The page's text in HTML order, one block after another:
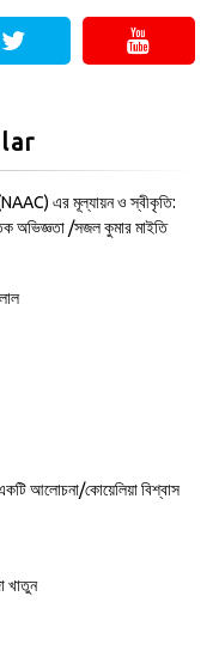
(NAAC) এর মূল্যায়ন ও স্বীকৃতি:
অভিজ্ঞতা /সজল কুমার মাইতি
আলোচনা/কোয়েলিয়া বিশ্বাস
খাতুন